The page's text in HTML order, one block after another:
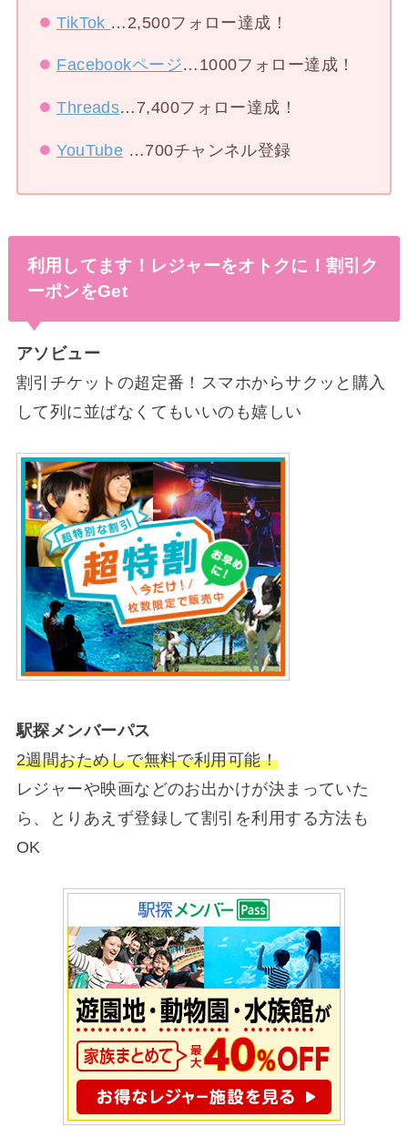
TikTok …2,500フォロー達成！
Facebookページ…1000フォロー達成！
Threads…7,400フォロー達成！
YouTube …700チャンネル登録
利用してます！レジャーをオトクに！割引ク
ーポンをGet
アソビュー
割引チケットの超定番！スマホからサクッと購入
して列に並ばなくてもいいのも嬉しい
駅探メンバーパス
2週間おためしで無料で利用可能！
レジャーや映画などのお出かけが決まっていた
ら、とりあえず登録して割引を利用する方法も
OK